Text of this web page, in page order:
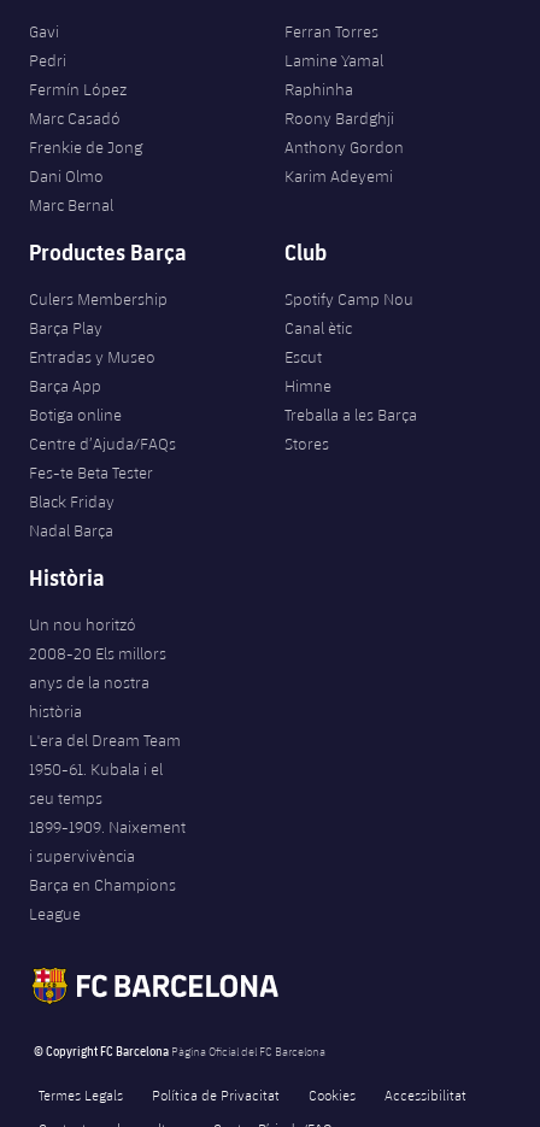
Gavi
Pedri
Fermín López
Marc Casadó
Frenkie de Jong
Dani Olmo
Marc Bernal
Ferran Torres
Lamine Yamal
Raphinha
Roony Bardghji
Anthony Gordon
Karim Adeyemi
Productes Barça
Culers Membership
Barça Play
Entradas y Museo
Barça App
Botiga online
Centre d’Ajuda/FAQs
Fes-te Beta Tester
Black Friday
Nadal Barça
Club
Spotify Camp Nou
Canal ètic
Escut
Himne
Treballa a les Barça
Stores
Història
Un nou horitzó
2008-20 Els millors
anys de la nostra
història
L'era del Dream Team
1950-61. Kubala i el
seu temps
1899-1909. Naixement
i supervivència
Barça en Champions
League
© Copyright FC Barcelona Pàgina Oficial del FC Barcelona
Termes Legals Política de Privacitat Cookies
Accessibilitat